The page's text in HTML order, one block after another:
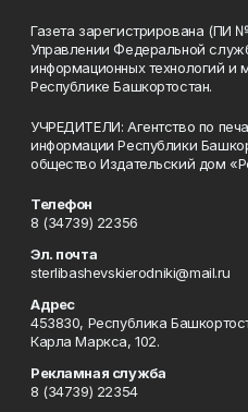
Газета зарегистрирована (ПИ
Управлении Федеральной
информационных технологий и
Республике Башкортостан.
УЧРЕДИТЕЛИ: Агентство по
информации Республики
общество Издательский дом
Телефон
8 (34739) 22356
Эл. почта
sterlibashevskierodniki@mail.ru
Адрес
453830, Республика
Карла Маркса, 102.
Рекламная служба
8 (34739) 22354